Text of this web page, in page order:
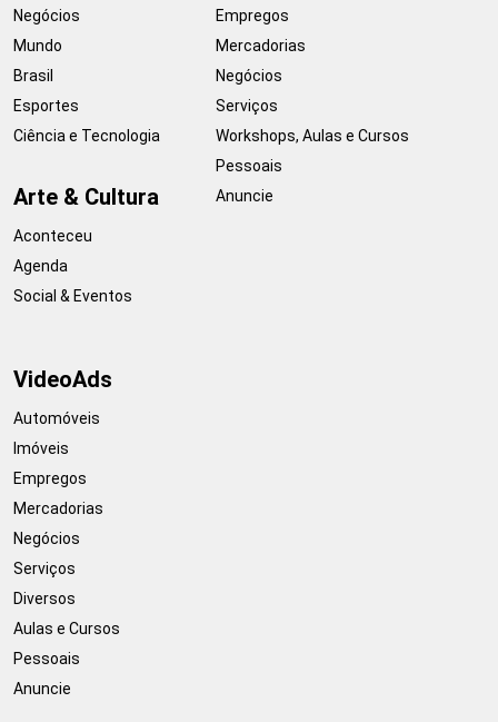
Negócios
Mundo
Brasil
Esportes
Ciência e Tecnologia
Arte & Cultura
Aconteceu
Agenda
Social & Eventos
Empregos
Mercadorias
Negócios
Serviços
Workshops, Aulas e Cursos
Pessoais
Anuncie
VideoAds
Automóveis
Imóveis
Empregos
Mercadorias
Negócios
Serviços
Diversos
Aulas e Cursos
Pessoais
Anuncie